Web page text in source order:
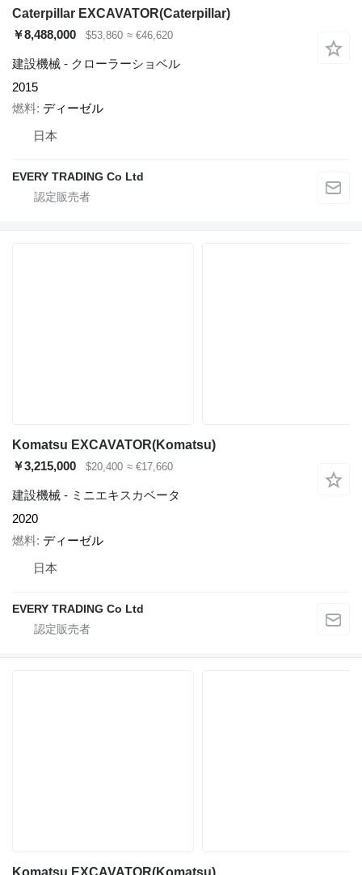
Caterpillar EXCAVATOR(Caterpillar)
￥8,488,000
$53,860 ≈ €46,620
建設機械 - クローラーショベル
2015
燃料 ディーゼル
日本
EVERY TRADING Co Ltd
Komatsu EXCAVATOR(Komatsu)
￥3,215,000
$20,400 ≈ €17,660
建設機械 - ミニエキスカベータ
2020
燃料 ディーゼル
日本
EVERY TRADING Co Ltd
Komatsu EXCAVATOR(Komatsu)